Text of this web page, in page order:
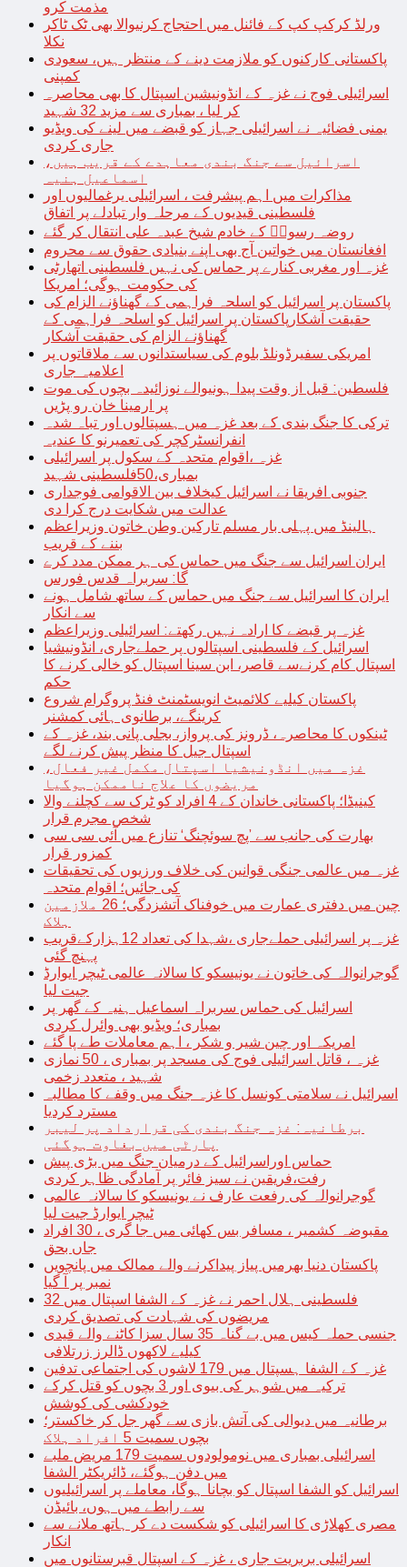
مذمت کرو
ورلڈ کرکپ کپ کے فائنل میں احتجاج کرنیوالا بھی ٹک ٹاکر
نکلا
پاکستانی کارکنوں کو ملازمت دینے کے منتظر ہیں، سعودی
کمپنی
اسرائیلی فوج نے غزہ کے انڈونیشین اسپتال کا بھی محاصرہ
کر لیا ، بمباری سے مزید 32 شہید
یمنی فضائیہ نے اسرائیلی جہاز کو قبضے میں لینے کی ویڈیو
جاری کردی
اسرائیل سے جنگ بندی معاہدے کے قریب ہیں،
اسماعیل ہنیہ
مذاکرات میں اہم پیشرفت ، اسرائیلی یرغمالیوں اور
فلسطینی قیدیوں کے مرحلہ وار تبادلے پر اتفاق
روضہ رسولؐ کے خادم شیخ عبدہ علی انتقال کر گئے
افغانستان میں خواتین آج بھی اپنے بنیادی حقوق سے محروم
غزہ اور مغربی کنارے پر حماس کی نہیں فلسطینی اتھارٹی
کی حکومت ہوگی؛ امریکا
پاکستان پر اسرائیل کو اسلحہ فراہمی کے گھناؤنے الزام کی
حقیقت آشکارپاکستان پر اسرائیل کو اسلحہ فراہمی کے
گھناؤنے الزام کی حقیقت آشکار
امریکی سفیرڈونلڈ بلوم کی سیاستدانوں سے ملاقاتوں پر
اعلامیہ جاری
فلسطین: قبل از وقت پیدا ہونیوالے نوزائیدہ بچوں کی موت
پر ارمینا خان رو پڑیں
ترکی کا جنگ بندی کے بعد غزہ میں ہسپتالوں اور تباہ شدہ
انفرانسٹرکچر کی تعمیرنو کا عندیہ
غزہ ،اقوام متحدہ کے سکول پر اسرائیلی
بمباری،50فلسطینی شہید
جنوبی افریقا نے اسرائیل کیخلاف بین الاقوامی فوجداری
عدالت میں شکایت درج کرا دی
ہالینڈ میں پہلی بار مسلم تارکین وطن خاتون وزیراعظم
بننے کے قریب
ایران اسرائیل سے جنگ میں حماس کی ہر ممکن مدد کرے
گا: سربراہ قدس فورس
ایران کا اسرائیل سے جنگ میں حماس کے ساتھ شامل ہونے
سے انکار
غزہ پر قبضے کا ارادہ نہیں رکھتے: اسرائیلی وزیراعظم
اسرائیل کے فلسطینی اسپتالوں پر حملےجاری، انڈونیشیا
اسپتال کام کرنےسے قاصر، ابن سینا اسپتال کو خالی کرنے کا
حکم
پاکستان کیلیے کلائمیٹ انویسٹمنٹ فنڈ پروگرام شروع
کرینگے، برطانوی ہائی کمشنر
ٹینکوں کا محاصرہ، ڈرونز کی پرواز، بجلی پانی بند، غزہ کے
اسپتال جیل کا منظر پیش کرنے لگے
غزہ میں انڈونیشیا اسپتال مکمل غیر فعال،
مریضوں کا علاج ناممکن ہوگیا
کینیڈا؛ پاکستانی خاندان کے 4 افراد کو ٹرک سے کچلنے والا
شخص مجرم قرار
بھارت کی جانب سے ’پچ سوئچنگ‘ تنازع میں آئی سی سی
کمزور قرار
غزہ میں عالمی جنگی قوانین کی خلاف ورزیوں کی تحقیقات
کی جائیں؛ اقوام متحدہ
چین میں دفتری عمارت میں خوفناک آتشزدگی؛ 26 ملازمین
ہلاک
غزہ پر اسرائیلی حملےجاری ،شہدا کی تعداد 12ہزارکےقریب
پہنچ گئی
گوجرانوالہ کی خاتون نے یونیسکو کا سالانہ عالمی ٹیچر ایوارڈ
جیت لیا
اسرائیل کی حماس سربراہ اسماعیل ہنیہ کے گھر پر
بمباری؛ ویڈیو بھی وائرل کردی
امریکہ اور چین شیر و شکر ، اہم معاملات طے پا گئے
غزہ ، قاتل اسرائیلی فوج کی مسجد پر بمباری ، 50 نمازی
شہید ، متعدد زخمی
اسرائیل نے سلامتی کونسل کا غزہ جنگ میں وقفے کا مطالبہ
مسترد کردیا
برطانیہ: غزہ جنگ بندی کی قرارداد پر لیبر
پارٹی میں بغاوت ہوگئی
حماس اوراسرائیل کے درمیان جنگ میں بڑی پیش
رفت،فریقین نے سیز فائر پر آمادگی ظاہر کردی
گوجرانوالہ کی رفعت عارف نے یونیسکو کا سالانہ عالمی
ٹیچر ایوارڈ جیت لیا
مقبوضہ کشمیر ، مسافر بس کھائی میں جا گری ، 30 افراد
جاں بحق
پاکستان دنیا بھرمیں پیاز پیداکرنے والے ممالک میں پانچویں
نمبر پر آ گیا
فلسطینی ہلال احمر نے غزہ کے الشفا اسپتال میں 32
مریضوں کی شہادت کی تصدیق کردی
جنسی حملہ کیس میں بے گناہ 35 سال سزا کاٹنے والے قیدی
کیلیے لاکھوں ڈالرز زرتلافی
غزہ کے الشفا ہسپتال میں 179 لاشوں کی اجتماعی تدفین
ترکیہ میں شوہر کی بیوی اور 3 بچوں کو قتل کرکے
خودکشی کی کوشش
برطانیہ میں دیوالی کی آتش بازی سے گھر جل کر خاکستر؛
بچوں سمیت 5 افراد ہلاک
اسرائیلی بمباری میں نومولودوں سمیت 179 مریض ملبے
میں دفن ہوگئے، ڈائریکٹر الشفا
اسرائیل کو الشفا اسپتال کو بچانا ہوگا، معاملے پر اسرائیلیوں
سے رابطے میں ہوں، بائیڈن
مصری کھلاڑی کا اسرائیلی کو شکست دے کر ہاتھ ملانے سے
انکار
اسرائیلی بربریت جاری ، غزہ کے اسپتال قبرستانوں میں